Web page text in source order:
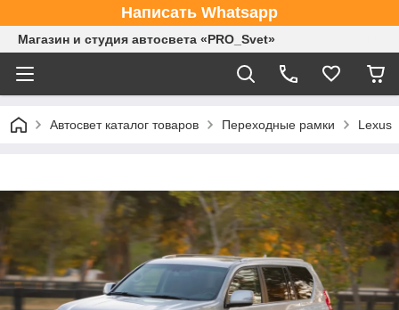
Написать Whatsapp
Магазин и студия автосвета «PRO_Svet»
Автосвет каталог товаров Переходные рамки Lexus